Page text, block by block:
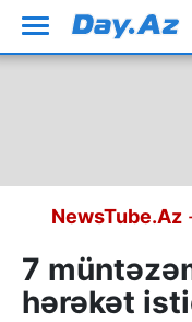
NewsTube.Az
7
hərəkət